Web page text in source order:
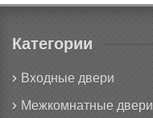
Категории
Входные двери
Межкомнатные двери